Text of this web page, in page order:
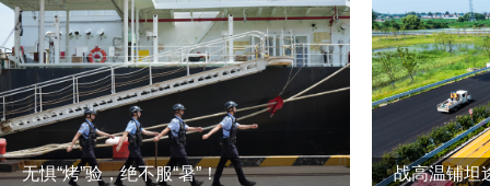
无惧“烤”验，绝不服“暑”！ 战高温铺坦